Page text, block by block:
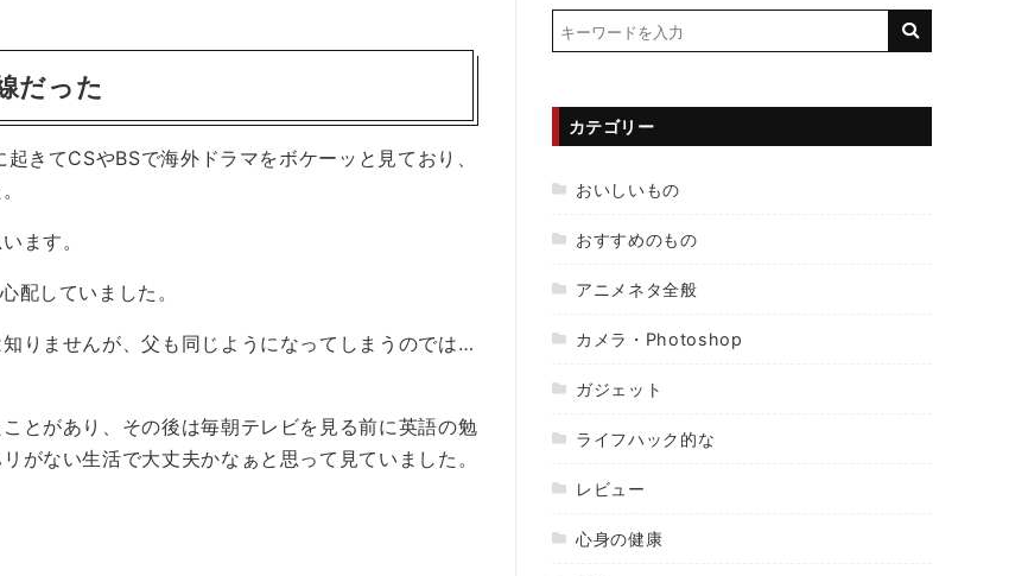
だった
きてCSやBSで海外ドラマをボケーッと見ており、
ます。
配していました。
りませんが、父も同じようになってしまうのでは…
とがあり、その後は毎朝テレビを見る前に英語の勉
がない生活で大丈夫かなぁと思って見ていました。
カテゴリー
おいしいもの
おすすめのもの
アニメネタ全般
カメラ・Photoshop
ガジェット
ライフハック的な
レビュー
心身の健康